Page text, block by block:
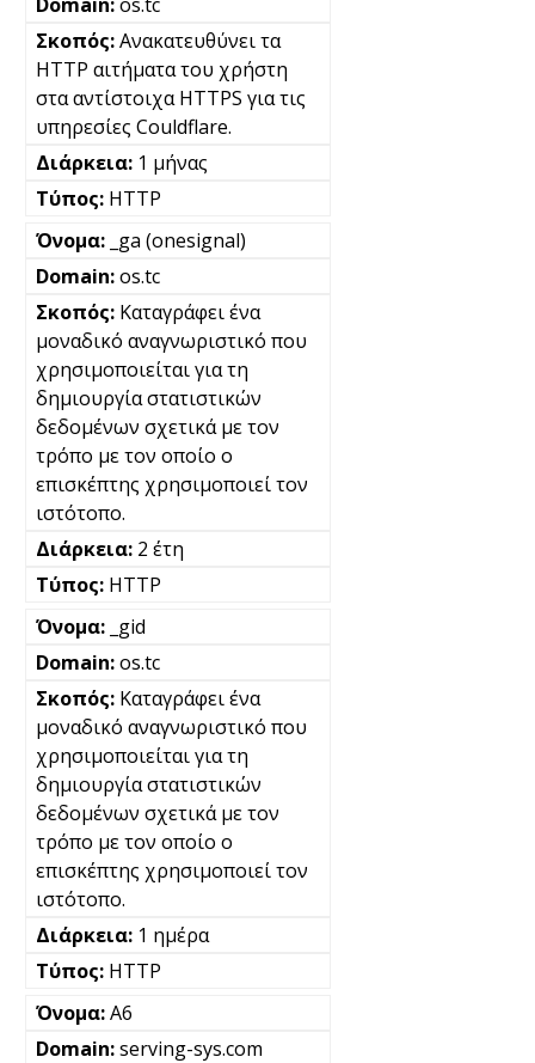
Ανακατευθύνει τα
HTTP αιτήματα του χρήστη
στα αντίστοιχα HTTPS για τις
υπηρεσίες Couldflare.
1 μήνας
HTTP
_ga (onesignal)
os.tc
Καταγράφει ένα
μοναδικό αναγνωριστικό που
χρησιμοποιείται για τη
δημιουργία στατιστικών
δεδομένων σχετικά με τον
τρόπο με τον οποίο ο
επισκέπτης χρησιμοποιεί τον
ιστότοπο.
2 έτη
HTTP
_gid
os.tc
Καταγράφει ένα
μοναδικό αναγνωριστικό που
χρησιμοποιείται για τη
δημιουργία στατιστικών
δεδομένων σχετικά με τον
τρόπο με τον οποίο ο
επισκέπτης χρησιμοποιεί τον
ιστότοπο.
1 ημέρα
HTTP
A6
serving-sys.com